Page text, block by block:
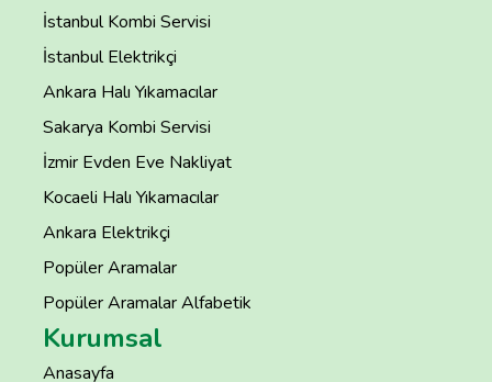
İstanbul Kombi Servisi
İstanbul Elektrikçi
Ankara Halı Yıkamacılar
Sakarya Kombi Servisi
İzmir Evden Eve Nakliyat
Kocaeli Halı Yıkamacılar
Ankara Elektrikçi
Popüler Aramalar
Popüler Aramalar Alfabetik
Kurumsal
Anasayfa